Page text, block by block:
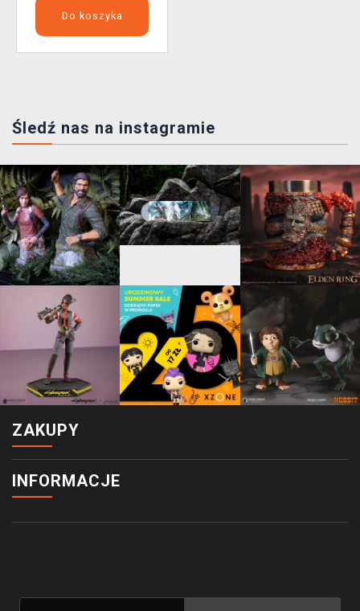
Do koszyka
Śledź nas na instagramie
ZAKUPY
INFORMACJE